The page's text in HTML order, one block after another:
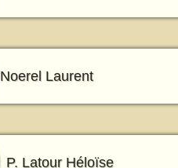
Noerel Laurent
P. Latour Héloïse